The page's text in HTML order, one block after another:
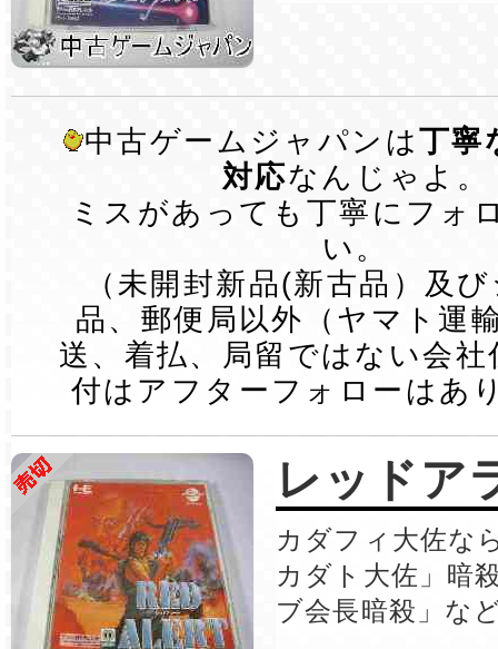
中古ゲームジャパンは丁寧
対応なんじゃよ。
ミスがあっても丁寧にフォ
い。
（未開封新品(新古品）及
品、郵便局以外（ヤマト運
送、着払、局留ではない会社
付はアフターフォローはあ
レッドア
カダフィ大佐な
カダト大佐」暗
ブ会長暗殺」な